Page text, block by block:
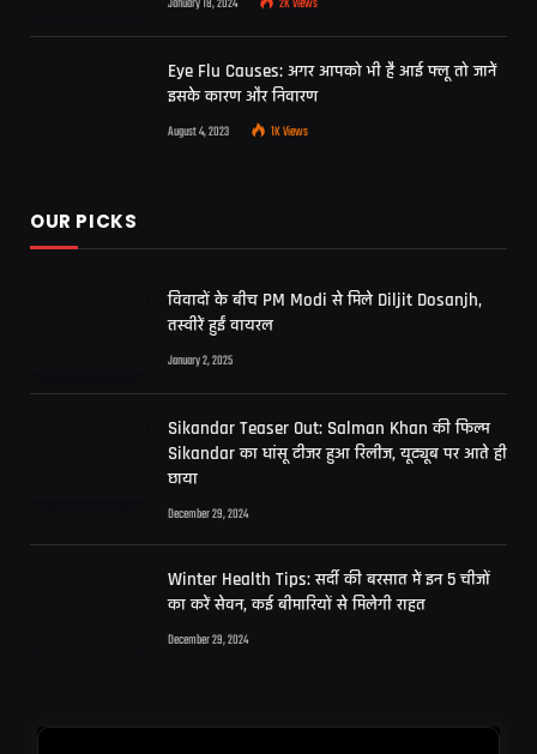
January 18, 2024 2KViews
Eye Flu Causes: अगर आपको भी है आई फ्लू तो जानें
इसके कारण और निवारण
August 4, 2023 1KViews
OUR PICKS
विवादों के बीच PM Modi से मिले Diljit Dosanjh,
तस्वीरें हुईं वायरल
January 2, 2025
Sikandar Teaser Out: Salman Khan की फिल्म
Sikandar का धांसू टीजर हुआ रिलीज, यूट्यूब पर आते ही
छाया
December 29, 2024
Winter Health Tips: सर्दी की बरसात में इन 5 चीजों
का करें सेवन, कई बीमारियों से मिलेगी राहत
December 29, 2024